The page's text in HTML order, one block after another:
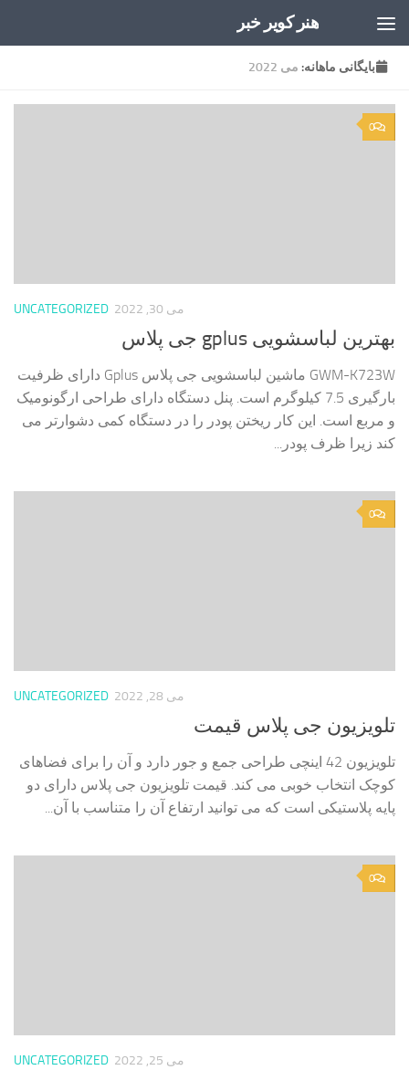
هنر کویر خبر
بایگانی‌ ماهانه: می 2022
0
UNCATEGORIZED می 30, 2022
بهترین لباسشویی gplus جی پلاس
GWM-K723W ماشین لباسشویی جی پلاس Gplus دارای ظرفیت
بارگیری 7.5 کیلوگرم است. پنل دستگاه دارای طراحی ارگونومیک
و مربع است. این کار ریختن پودر را در دستگاه کمی دشوارتر می
کند زیرا ظرف پودر...
0
UNCATEGORIZED می 28, 2022
تلویزیون جی پلاس قیمت
تلویزیون 42 اینچی طراحی جمع و جور دارد و آن را برای فضاهای
کوچک انتخاب خوبی می کند. قیمت تلویزیون جی پلاس دارای دو
پایه پلاستیکی است که می توانید ارتفاع آن را متناسب با آن...
0
UNCATEGORIZED می 25, 2022